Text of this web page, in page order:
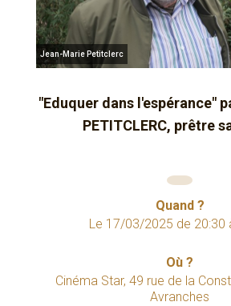
Jean-Marie Petitclerc
"Eduquer dans l'espérance"
PETITCLERC, prêtre
Quand ?
Le 17/03/2025 de 20:30
Où ?
Cinéma Star, 49 rue de la
Avranches